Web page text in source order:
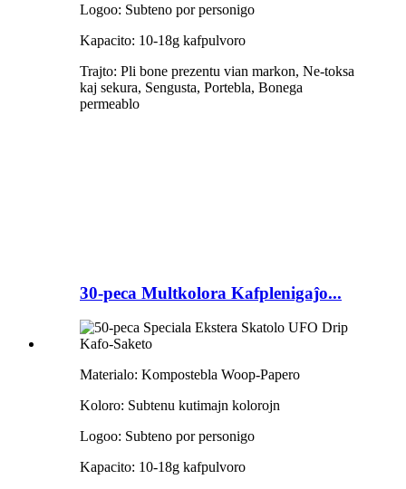
Logoo: Subteno por personigo
Kapacito: 10-18g kafpulvoro
Trajto: Pli bone prezentu vian markon, Ne-toksa
kaj sekura, Sengusta, Portebla, Bonega
permeablo
30-peca Multkolora Kafplenigaĵo...
Materialo: Kompostebla Woop-Papero
Koloro: Subtenu kutimajn kolorojn
Logoo: Subteno por personigo
Kapacito: 10-18g kafpulvoro